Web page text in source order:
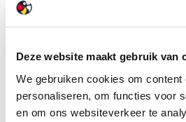
Deze website maakt gebruik van
We gebruiken cookies om content
personaliseren, om functies voor
en om ons websiteverkeer te